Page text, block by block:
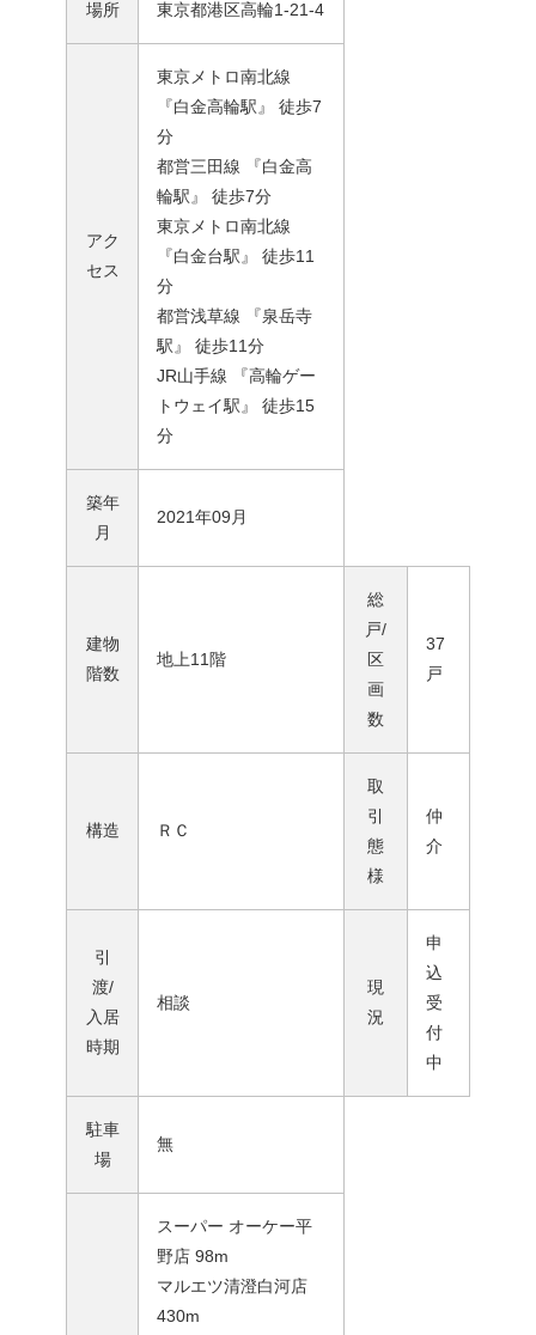
場所 東京都港区高輪1-21-4
アク
セス
東京メトロ南北線
『白金高輪駅』 徒歩7
分
都営三田線 『白金高
輪駅』 徒歩7分
東京メトロ南北線
『白金台駅』 徒歩11
分
都営浅草線 『泉岳寺
駅』 徒歩11分
JR山手線 『高輪ゲー
トウェイ駅』 徒歩15
分
築年
月
2021年09月
建物
階数
地上11階
総
戸/
区
画
数
37
戸
構造 ＲＣ
取
引
態
様
仲
介
引
渡/
入居
時期
相談
現
況
申
込
受
付
中
駐車
場
無
スーパー オーケー平
野店 98m
マルエツ清澄白河店
430m